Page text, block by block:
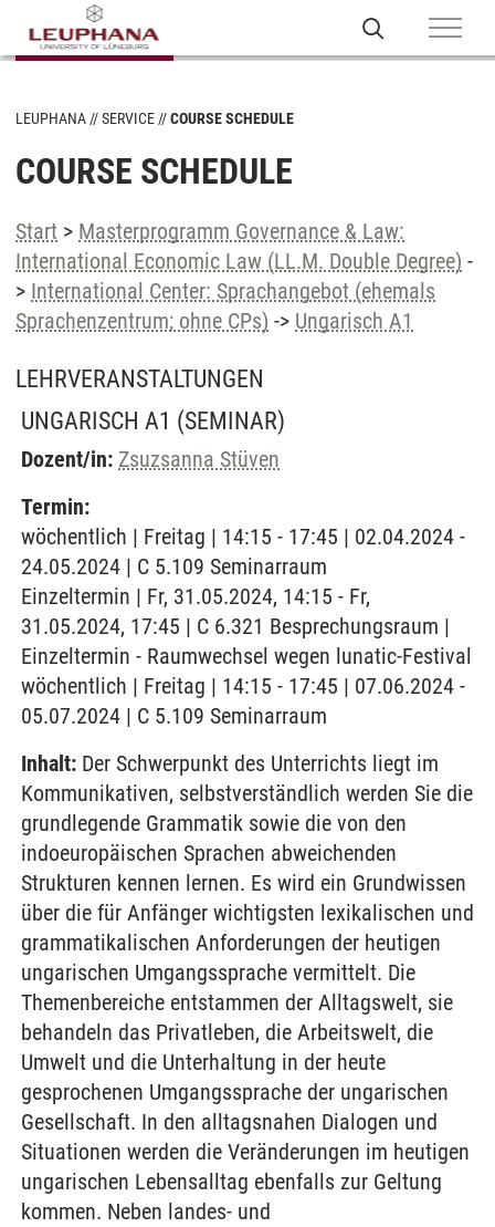
LEUPHANA SERVICE COURSE SCHEDULE
COURSE SCHEDULE
Start > Masterprogramm Governance & Law:
International Economic Law (LL.M. Double Degree) -
> International Center: Sprachangebot (ehemals
Sprachenzentrum; ohne CPs) -> Ungarisch A1
LEHRVERANSTALTUNGEN
UNGARISCH A1 (SEMINAR)
Dozent/in: Zsuzsanna Stüven
Termin:
wöchentlich | Freitag | 14:15 - 17:45 | 02.04.2024 -
24.05.2024 | C 5.109 Seminarraum
Einzeltermin | Fr, 31.05.2024, 14:15 - Fr,
31.05.2024, 17:45 | C 6.321 Besprechungsraum |
Einzeltermin - Raumwechsel wegen lunatic-Festival
wöchentlich | Freitag | 14:15 - 17:45 | 07.06.2024 -
05.07.2024 | C 5.109 Seminarraum
Inhalt: Der Schwerpunkt des Unterrichts liegt im
Kommunikativen, selbstverständlich werden Sie die
grundlegende Grammatik sowie die von den
indoeuropäischen Sprachen abweichenden
Strukturen kennen lernen. Es wird ein Grundwissen
über die für Anfänger wichtigsten lexikalischen und
grammatikalischen Anforderungen der heutigen
ungarischen Umgangssprache vermittelt. Die
Themenbereiche entstammen der Alltagswelt, sie
behandeln das Privatleben, die Arbeitswelt, die
Umwelt und die Unterhaltung in der heute
gesprochenen Umgangssprache der ungarischen
Gesellschaft. In den alltagsnahen Dialogen und
Situationen werden die Veränderungen im heutigen
ungarischen Lebensalltag ebenfalls zur Geltung
kommen. Neben landes- und